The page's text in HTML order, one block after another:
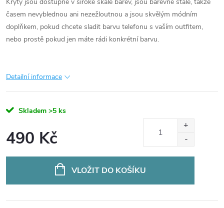
časem nevyblednou ani nezežloutnou a jsou skvělým módním
doplňkem, pokud chcete sladit barvu telefonu s vaším outfitem,
nebo prostě pokud jen máte rádi konkrétní barvu.
Detailní informace
Skladem >5 ks
490 Kč
VLOŽIT DO KOŠÍKU